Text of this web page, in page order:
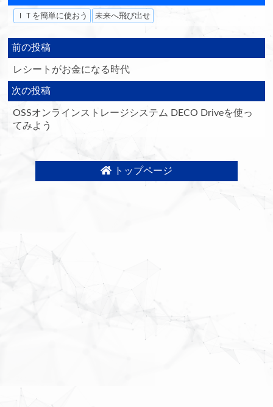
ＩＴを簡単に使おう 未来へ飛び出せ
前の投稿
レシートがお金になる時代
次の投稿
OSSオンラインストレージシステム DECO Driveを使っ
てみよう
トップページ